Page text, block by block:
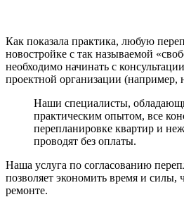
Как показала практика, любую
новостройке с так называемой
необходимо начинать с
проектной организации (например,
Наши специалисты,
практическим опытом, все
перепланировке квартир и
проводят без оплаты.
Наша услуга по согласованию
позволяет экономить время и силы,
ремонте.